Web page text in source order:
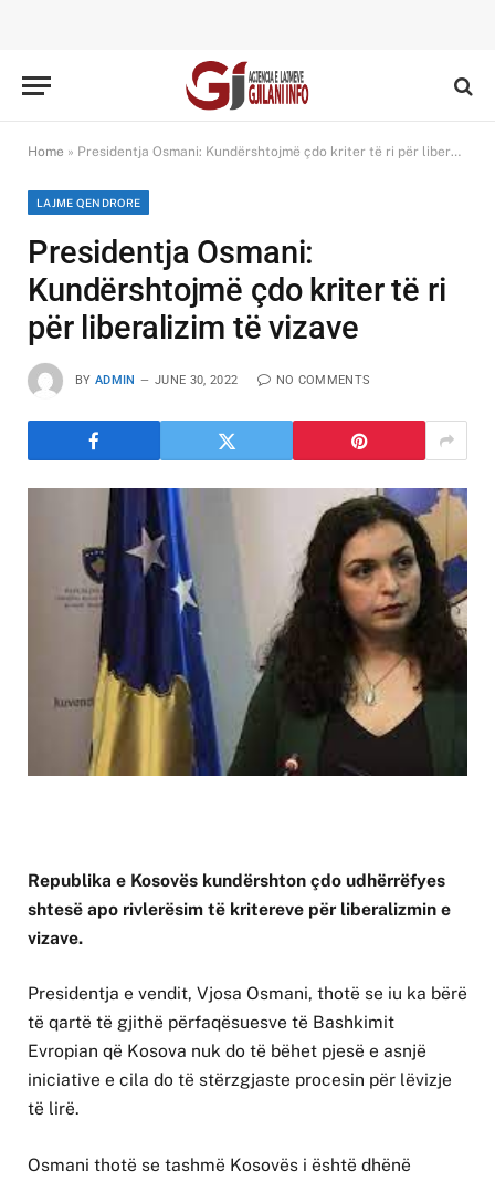
Home » Presidentja Osmani: Kundërshtojmë çdo kriter të ri për liberalizim të vizave
LAJME QENDRORE
Presidentja Osmani:
Kundërshtojmë çdo kriter të ri
për liberalizim të vizave
BY ADMIN JUNE 30, 2022 NO COMMENTS
Republika e Kosovës kundërshton çdo udhërrëfyes
shtesë apo rivlerësim të kritereve për liberalizmin e
vizave.
Presidentja e vendit, Vjosa Osmani, thotë se iu ka bërë
të qartë të gjithë përfaqësuesve të Bashkimit
Evropian që Kosova nuk do të bëhet pjesë e asnjë
iniciative e cila do të stërzgjaste procesin për lëvizje
të lirë.
Osmani thotë se tashmë Kosovës i është dhënë